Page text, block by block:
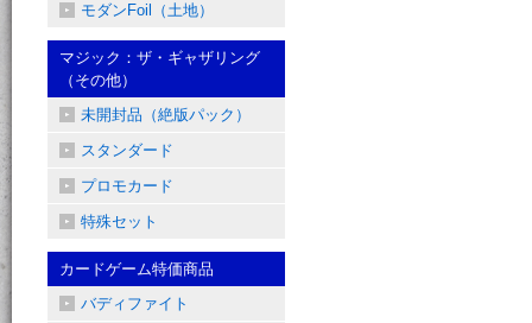
モダンFoil（土地）
マジック：ザ・ギャザリング
（その他）
未開封品（絶版パック）
スタンダード
プロモカード
特殊セット
カードゲーム特価商品
バディファイト